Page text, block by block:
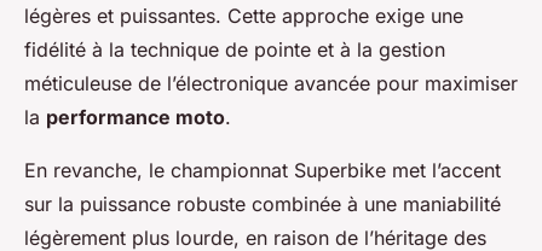
légères et puissantes. Cette approche exige une
fidélité à la technique de pointe et à la gestion
méticuleuse de l’électronique avancée pour maximiser
la performance moto.
En revanche, le championnat Superbike met l’accent
sur la puissance robuste combinée à une maniabilité
légèrement plus lourde, en raison de l’héritage des